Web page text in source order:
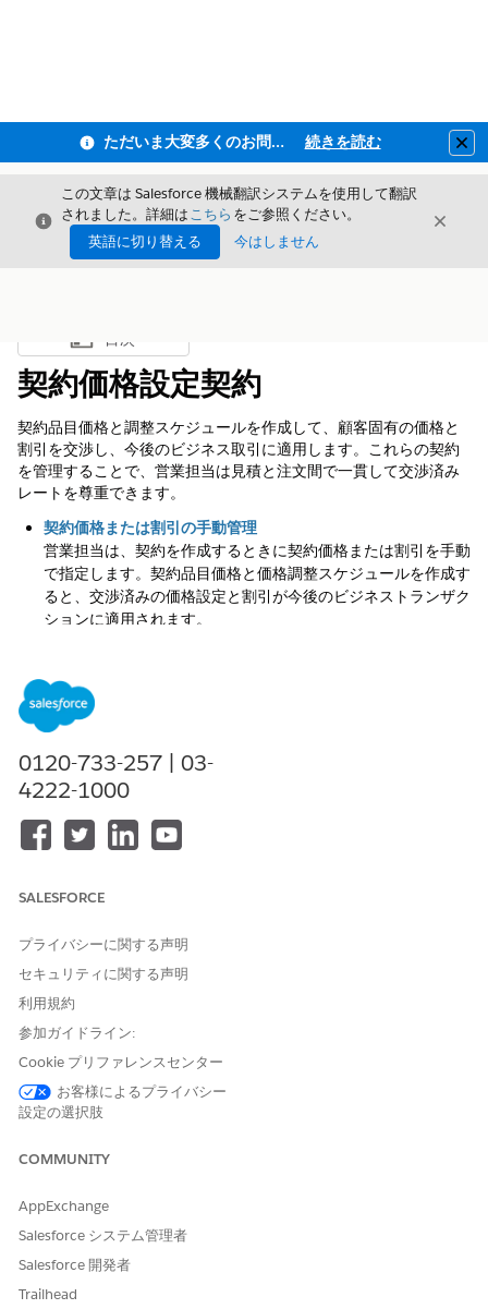
ただいま大変多くのお問い合わせをいただいており、ご連絡までにお時間を頂戴しております 続きを読む
閉じる
この文章は Salesforce 機械翻訳システムを使用して翻訳
されました。詳細はこちら をご参照ください。
英語に切り替える
今はしません
閉じる
目次を表示
目次
契約価格設定契約
契約品目価格と調整スケジュールを作成して、顧客固有の価格と
割引を交渉し、今後のビジネス取引に適用します。これらの契約
を管理することで、営業担当は見積と注文間で一貫して交渉済み
レートを尊重できます。
契約価格または割引の手動管理
営業担当は、契約を作成するときに契約価格または割引を手動
で指定します。契約品目価格と価格調整スケジュールを作成す
ると、交渉済みの価格設定と割引が今後のビジネストランザク
ションに適用されます。
購入数量に基づいて価格と割引を交渉し、より大きな売上を促
進し、進行中の取引に顧客固有の調整を適用します。これらの
契約を管理すると、契約品目価格レコードに対してボリューム
に役立ちます。
デフォルトの一意性チェックとレコード検証をスキップするカ
スタム項目を使用して、一意の契約品目価格 (CIP) レコードを
合ったカスタムパラメーターに基づいて柔軟な契約価格を設定
契約割引の累積数量価格設定の計算
正確な交渉済み価格または割引層を適用するために、取引と有
効な納入商品全体で商品数量を集計することで、より大きな購
入の動機付けを行います。この方法では、見積品目の数量を既
づいて適切な階層を適用します。
サブスクリプション納入商品の契約終了日との共同決定
販売および更新プロセスの精度と効率を向上させます。中止に
フサイクルの管理に関連する管理作業を最小限に抑えることが
できます。
0120-733-257 | 03-
4222-1000
SALESFORCE
プライバシーに関する声明
セキュリティに関する声明
利用規約
参加ガイドライン:
Cookie プリファレンスセンター
お客様によるプライバシー
設定の選択肢
COMMUNITY
AppExchange
Salesforce システム管理者
Salesforce 開発者
Trailhead